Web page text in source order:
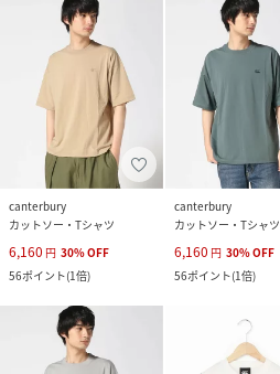
canterbury
カットソー・Tシャツ
6,160 円 30%OFF
56ポイント(1倍)
canterbury
カットソー・Tシャツ
6,160 円 30%OFF
56ポイント(1倍)